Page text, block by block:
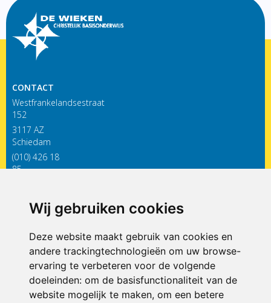
Wij gebruiken cookies
Deze website maakt gebruik van cookies en
andere trackingtechnologieën om uw browse-
ervaring te verbeteren voor de volgende
doeleinden: om de basisfunctionaliteit van de
website mogelijk te maken, om een betere
CONTACT
Westfrankelandsestraat
152
3117 AZ
Schiedam
(010) 426 18
85
ONDERDEEL VAN